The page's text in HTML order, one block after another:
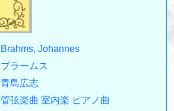
Brahms, Johannes
ブラームス
青島広志
管弦楽曲 室内楽 ピアノ曲